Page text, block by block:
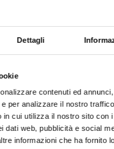
Dettagli
contenuti ed
per analizzare il nostro
in cui utilizza il nostro sito con
dati web, pubblicità e social
informazioni che ha fornito